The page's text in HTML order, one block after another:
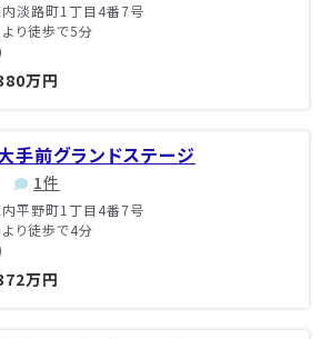
淡路町1丁目4番7号
より徒歩で5分
万円
手前グランドステージ
1件
平野町1丁目4番7号
より徒歩で4分
万円